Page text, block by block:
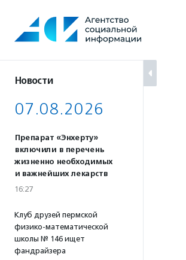
содержанию
Новости
07.08.2026
Препарат «Энхерту»
включили в перечень
жизненно необходимых
и важнейших лекарств
16:27
Клуб друзей пермской
физико-математической
школы № 146 ищет
фандрайзера